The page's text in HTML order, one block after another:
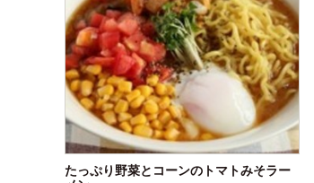
たっぷり野菜とコーンのトマトみそラー